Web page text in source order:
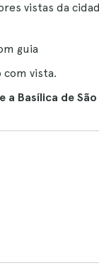
vistas da
guia
com vista.
a Basílica de